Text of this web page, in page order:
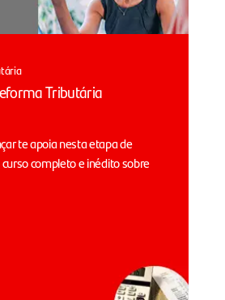
Tributária
te apoia nesta etapa de
completo e inédito sobre